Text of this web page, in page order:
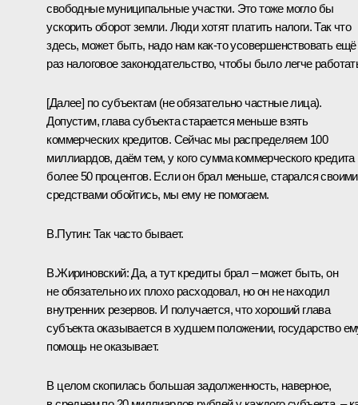
свободные муниципальные участки. Это тоже могло бы
ускорить оборот земли. Люди хотят платить налоги. Так что
здесь, может быть, надо нам как‑то усовершенствовать ещё
раз налоговое законодательство, чтобы было легче
[Далее] по субъектам (не обязательно частные лица).
Допустим, глава субъекта старается меньше взять
коммерческих кредитов. Сейчас мы распределяем 100
миллиардов, даём тем, у кого сумма коммерческого кредита
более 50 процентов. Если он брал меньше, старался своими
средствами обойтись, мы ему не помогаем.
В.Путин: Так часто бывает.
В.Жириновский: Да, а тут кредиты брал – может быть, он
не обязательно их плохо расходовал, но он не находил
внутренних резервов. И получается, что хороший глава
субъекта оказывается в худшем положении, государство
помощь не оказывает.
В целом скопилась большая задолженность, наверное,